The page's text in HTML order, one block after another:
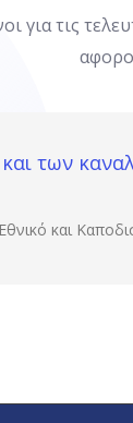
για τις
των
και